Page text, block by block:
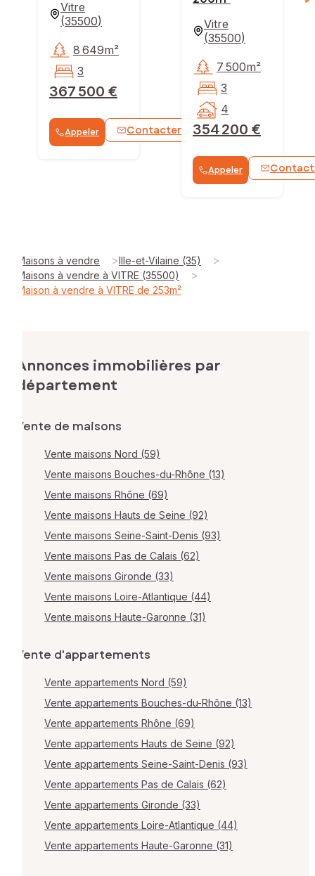
Vitre
(35500)
367 500 €
8 649m²
3
Appeler Contacter WhatsApp
Vitre
(35500)
354 200 €
7 500m²
3
4
Appeler
Maisons à vendre >Ille-et-Vilaine (35) >
Maisons à vendre à VITRE (35500) >
Maison à vendre à VITRE de 253m²
Annonces immobilières par
département
Vente de maisons
Vente maisons Nord (59)
Vente maisons Bouches-du-Rhône (13)
Vente maisons Rhône (69)
Vente maisons Hauts de Seine (92)
Vente maisons Seine-Saint-Denis (93)
Vente maisons Pas de Calais (62)
Vente maisons Gironde (33)
Vente maisons Loire-Atlantique (44)
Vente maisons Haute-Garonne (31)
Vente d'appartements
Vente appartements Nord (59)
Vente appartements Bouches-du-Rhône (13)
Vente appartements Rhône (69)
Vente appartements Hauts de Seine (92)
Vente appartements Seine-Saint-Denis (93)
Vente appartements Pas de Calais (62)
Vente appartements Gironde (33)
Vente appartements Loire-Atlantique (44)
Vente appartements Haute-Garonne (31)